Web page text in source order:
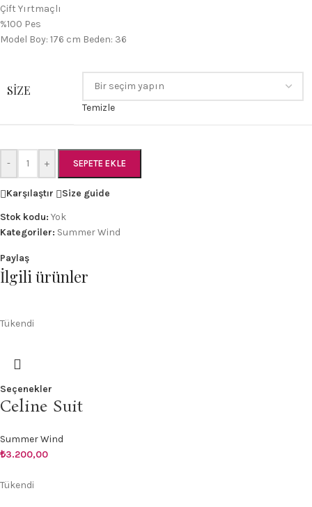
Çift Yırtmaçlı
%100 Pes
Model Boy: 176 cm Beden: 36
SIZE
Temizle
- + SEPETE EKLE
Karşılaştır
Size guide
Stok kodu: Yok
Kategoriler: Summer Wind
Paylaş
İlgili ürünler
Tükendi
Seçenekler
Celine Suit
Summer Wind
₺3.200,00
Tükendi